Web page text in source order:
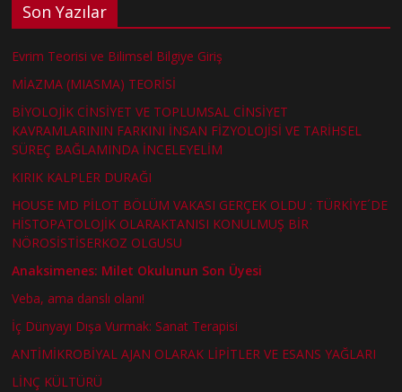
Son Yazılar
Evrim Teorisi ve Bilimsel Bilgiye Giriş
MİAZMA (MIASMA) TEORİSİ
BİYOLOJİK CİNSİYET VE TOPLUMSAL CİNSİYET
KAVRAMLARININ FARKINI İNSAN FİZYOLOJİSİ VE TARİHSEL
SÜREÇ BAĞLAMINDA İNCELEYELİM
KIRIK KALPLER DURAĞI
HOUSE MD PİLOT BÖLÜM VAKASI GERÇEK OLDU : TÜRKİYE´DE
HİSTOPATOLOJİK OLARAKTANISI KONULMUŞ BİR
NÖROSİSTİSERKOZ OLGUSU
Anaksimenes: Milet Okulunun Son Üyesi
Veba, ama danslı olanı!
İç Dünyayı Dışa Vurmak: Sanat Terapisi
ANTİMİKROBİYAL AJAN OLARAK LİPİTLER VE ESANS YAĞLARI
LİNÇ KÜLTÜRÜ